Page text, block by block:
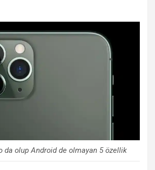
da olup Android de olmayan 5 özellik